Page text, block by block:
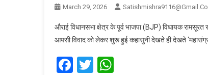
March 29, 2026
औराई विधानसभा क्षेत्र के पूर्व भाजपा (BJP) विधायक
आपसी विवाद को लेकर शुरू हुई कहासुनी देखते ही देखते
Facebook
Twitter